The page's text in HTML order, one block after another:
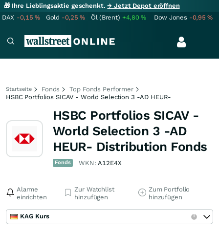
🎁 Ihre Lieblingsaktie geschenkt.→ Jetzt Depot eröffnen
DAX -0,15% Gold -0,25% Öl (Brent) +4,80% Dow Jones -0,95%
Startseite Fonds
Top Fonds Performer
HSBC Portfolios SICAV - World Selection 3 -AD HEUR-
HSBC Portfolios SICAV -
World Selection 3 -AD
HEUR- Distribution Fonds
Fonds WKN:A12E4X
Alarme
einrichten
Zur Watchlist
hinzufügen
Zum Portfolio
hinzufügen
KAG Kurs